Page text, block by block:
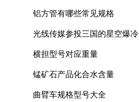
铝方管有哪些常见规格
光线传媒参投三国的星空爆冷
横担型号对应重量
锰矿石产品化合水含量
曲臂车规格型号大全